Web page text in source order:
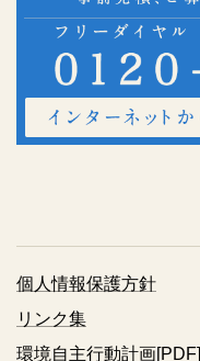
個人情報保護方針
リンク集
環境自主行動計画[PDF]